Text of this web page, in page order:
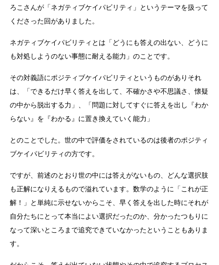
ろこさんが「ネガティブケイパビリティ」というテーマを扱って
くださった回がありました。
ネガティブケイパビリティとは「どうにも答えの出ない、どうに
も対処しようのない事態に耐える能力」のことです。
その対義語にポジティブケイパビリティというものがありそれ
は、「できるだけ早く答えを出して、不確かさや不思議さ、懐疑
の中から脱出する力」、「問題に対してすぐに答えを出し『わか
らない』を『わかる』に置き換えていく能力」​​
とのことでした。世の中で評価をされているのは後者のポジティ
ブケイパビリティの方です。
ですが、前述のとおり世の中には答えがないもの、どんな選択肢
も正解になりえるもので溢れています。数学のように「これが正
解！」と単純に示せないからこそ、早く答えを出した時にそれが
自分たちにとって本当によい選択だったのか、分かったつもりに
なって深いところまで追究できていなかったということもありま
す。